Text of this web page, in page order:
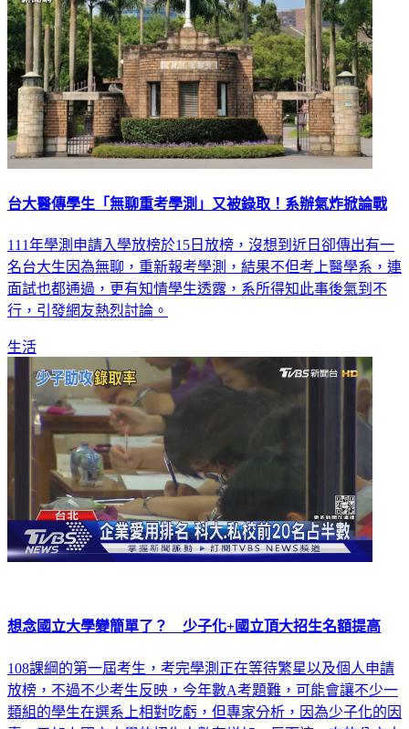
台大醫傳學生「無聊重考學測」又被錄取！系辦氣炸掀論戰
111年學測申請入學放榜於15日放榜，沒想到近日卻傳出有一
名台大生因為無聊，重新報考學測，結果不但考上醫學系，連
面試也都通過，更有知情學生透露，系所得知此事後氣到不
行，引發網友熱烈討論。
生活
想念國立大學變簡單了？ 少子化+國立頂大招生名額提高
108課綱的第一屆考生，考完學測正在等待繁星以及個人申請
放榜，不過不少考生反映，今年數A考題難，可能會讓不少一
類組的學生在選系上相對吃虧，但專家分析，因為少子化的因